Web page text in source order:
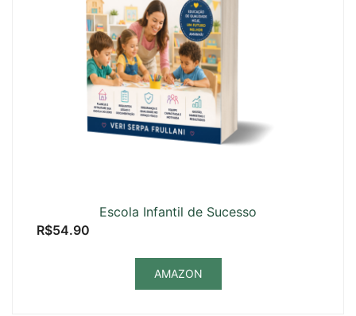
Escola Infantil de Sucesso
R$54.90
AMAZON